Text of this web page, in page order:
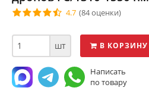
4.7 (84 оценки)
шт В КОРЗИНУ
Написать
по товару